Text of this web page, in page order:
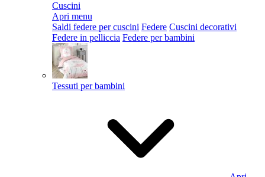
Cuscini
Apri menu
Saldi federe per cuscini Federe Cuscini decorativi
Federe in pelliccia Federe per bambini
Tessuti per bambini